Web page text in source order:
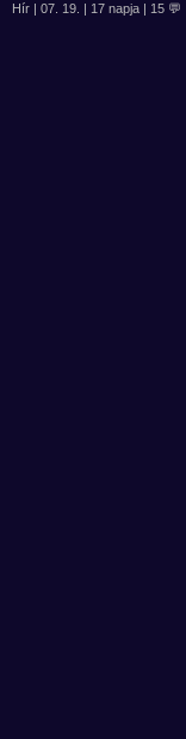
Hír | 07. 19. | 17 napja | 15 💬